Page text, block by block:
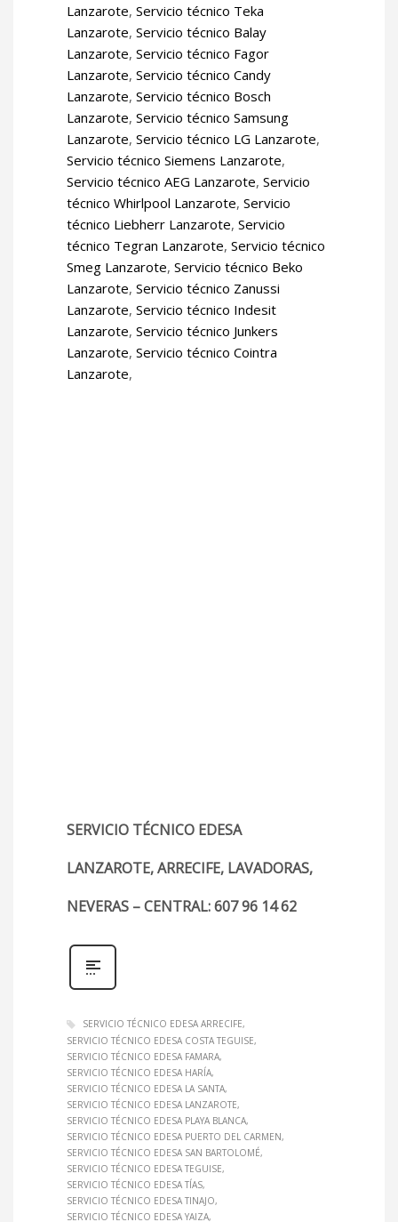
Lanzarote, Servicio técnico Teka
Lanzarote, Servicio técnico Balay
Lanzarote, Servicio técnico Fagor
Lanzarote, Servicio técnico Candy
Lanzarote, Servicio técnico Bosch
Lanzarote, Servicio técnico Samsung
Lanzarote, Servicio técnico LG Lanzarote,
Servicio técnico Siemens Lanzarote,
Servicio técnico AEG Lanzarote, Servicio
técnico Whirlpool Lanzarote, Servicio
técnico Liebherr Lanzarote, Servicio
técnico Tegran Lanzarote, Servicio técnico
Smeg Lanzarote, Servicio técnico Beko
Lanzarote, Servicio técnico Zanussi
Lanzarote, Servicio técnico Indesit
Lanzarote, Servicio técnico Junkers
Lanzarote, Servicio técnico Cointra
Lanzarote,
SERVICIO TÉCNICO EDESA
LANZAROTE, ARRECIFE, LAVADORAS,
NEVERAS – CENTRAL: 607 96 14 62
SERVICIO TÉCNICO EDESA ARRECIFE
SERVICIO TÉCNICO EDESA COSTA TEGUISE
SERVICIO TÉCNICO EDESA FAMARA
SERVICIO TÉCNICO EDESA HARÍA
SERVICIO TÉCNICO EDESA LA SANTA
SERVICIO TÉCNICO EDESA LANZAROTE
SERVICIO TÉCNICO EDESA PLAYA BLANCA
SERVICIO TÉCNICO EDESA PUERTO DEL CARMEN
SERVICIO TÉCNICO EDESA SAN BARTOLOMÉ
SERVICIO TÉCNICO EDESA TEGUISE
SERVICIO TÉCNICO EDESA TÍAS
SERVICIO TÉCNICO EDESA TINAJO
SERVICIO TÉCNICO EDESA YAIZA